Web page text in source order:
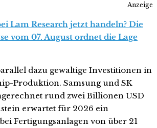
Anzeige
Lam Research jetzt handeln? Die
vom 07. August ordnet die Lage
dazu gewaltige Investitionen in
Produktion. Samsung und SK
rund zwei Billionen USD
erwartet für 2026 ein
Fertigungsanlagen von über 21